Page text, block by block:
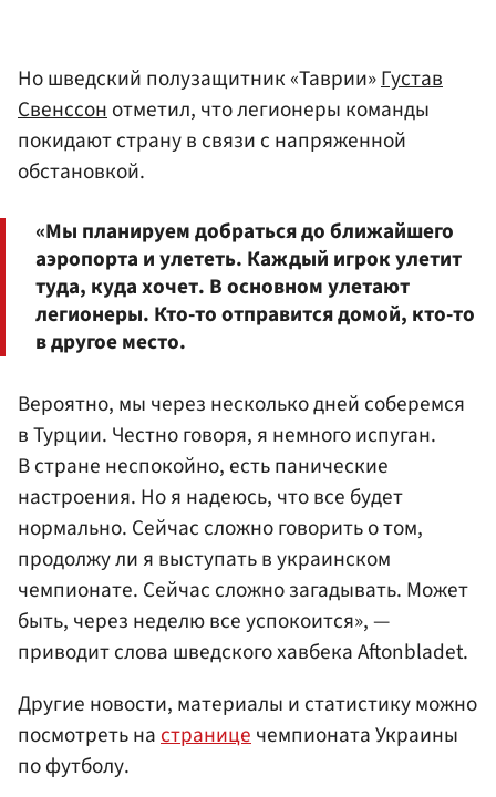
Но шведский полузащитник «Таврии»Густав
Свенссон отметил, что легионеры команды
покидают страну в связи с напряженной
обстановкой.
«Мы планируем добраться до ближайшего
аэропорта и улететь. Каждый игрок улетит
туда, куда хочет. В основном улетают
легионеры. Кто-то отправится домой, кто-то
в другое место.
Вероятно, мы через несколько дней соберемся
в Турции. Честно говоря, я немного испуган.
В стране неспокойно, есть панические
настроения. Но я надеюсь, что все будет
нормально. Сейчас сложно говорить о том,
продолжу ли я выступать в украинском
чемпионате. Сейчас сложно загадывать. Может
быть, через неделю все успокоится», —
приводит слова шведского хавбека Aftonbladet.
Другие новости, материалы и статистику можно
посмотреть настраницечемпионата Украины
по футболу.